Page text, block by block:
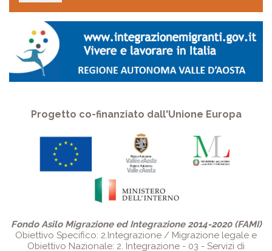
Progetto co-finanziato dall'Unione Europa
Fondo Asilo Migrazione ed Integrazione 2014-2020 (FAMI)
Obiettivo Specifico: 2.Integrazione / Migrazione legale e
Obiettivo Nazionale: 2. Integrazione - 03 - Servizi di